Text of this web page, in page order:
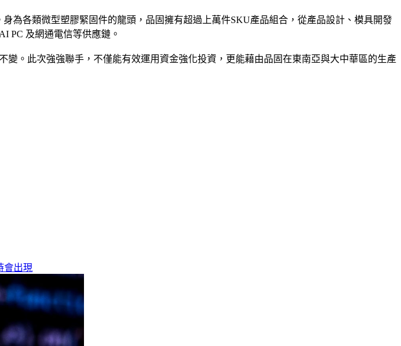
為各類微型塑膠緊固件的龍頭，品固擁有超過上萬件SKU產品組合，從產品設計、模具開發
PC 及網通電信等供應鏈。
。此次強強聯手，不僅能有效運用資金強化投資，更能藉由品固在東南亞與大中華區的生產
會出現